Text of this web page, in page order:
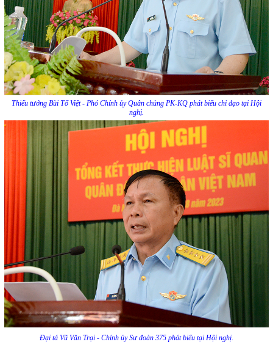
Thiếu tướng Bùi Tố Việt - Phó Chính ủy Quân chủng PK-KQ phát biểu chỉ đạo tại Hội
nghị.
Đại tá Vũ Văn Trại - Chính ủy Sư đoàn 375 phát biểu tại Hội nghị.